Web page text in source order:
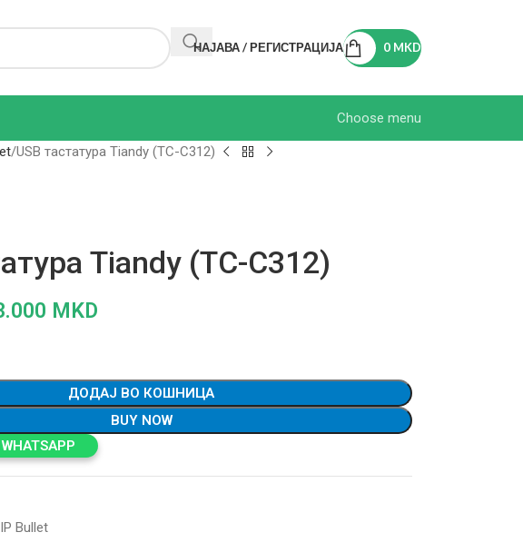
НАЈАВА / РЕГИСТРАЦИЈА 0 MKD
Choose menu
USB тастатура Tiandy (TC-C312)
Tiandy (TC-C312)
MKD
ДОДАЈ ВО КОШНИЦА
BUY NOW
Bullet